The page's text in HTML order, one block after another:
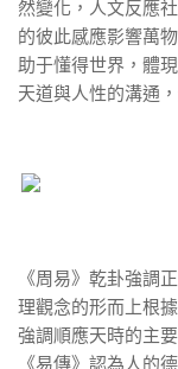
然變化，人文反應
的彼此感應影響萬
助于懂得世界，體
天道與人性的溝通
《周易》乾卦強調
理觀念的形而上根
強調順應天時的主
《易傳》認為人的